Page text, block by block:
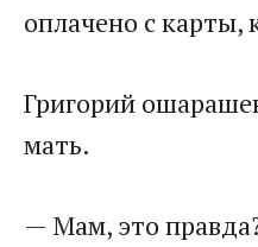
оплачено с карты,
Григорий
мать.
— Мам, это